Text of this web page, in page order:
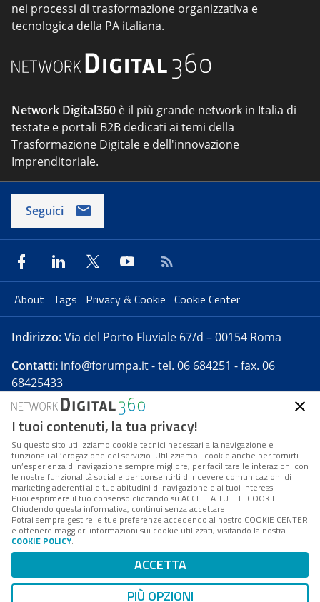
nei processi di trasformazione organizzativa e
tecnologica della PA italiana.
Network Digital360 è il più grande network in Italia di
testate e portali B2B dedicati ai temi della
Trasformazione Digitale e dell'innovazione
Imprenditoriale.
Seguici
About Tags Privacy & Cookie Cookie Center
Indirizzo:Via del Porto Fluviale 67/d – 00154 Roma
Contatti: info@forumpa.it- tel. 06 684251 - fax. 06
68425433
Forumpa.itè una pubblicazione telematica iscritta
presso Registro della stampa del Tribunale di Roma -
Reg. n. 182 del 2 maggio 2008 - Direttore resp. Michela
Stentella
FPA s.r.l. è società soggetta a Direzione e
Coordinamento da parte di Digital360 S.p.A. - FPA s.r.l.
è un'azienda certificata per il sistema di management
Codice Fiscale/Partita IVA n. 10693191008 - R.E.A. Roma
n. 1249791. ISP AWS
Mappa del sito
I tuoi contenuti, la tua privacy!
Su questo sito utilizziamo cookie tecnici necessari alla navigazione e
funzionali all’erogazione del servizio. Utilizziamo i cookie anche per fornirti
un’esperienza di navigazione sempre migliore, per facilitare le interazioni con
le nostre funzionalità social e per consentirti di ricevere comunicazioni di
marketing aderenti alle tue abitudini di navigazione e ai tuoi interessi.
Puoi esprimere il tuo consenso cliccando su ACCETTA TUTTI I COOKIE.
Chiudendo questa informativa, continui senza accettare.
Potrai sempre gestire le tue preferenze accedendo al nostro COOKIE CENTER
e ottenere maggiori informazioni sui cookie utilizzati, visitando la nostra
COOKIE POLICY.
ACCETTA
PIÙ OPZIONI